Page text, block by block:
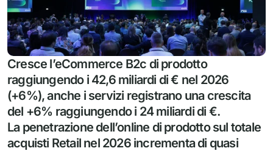
Cresce l’eCommerce B2c di prodotto
raggiungendo i 42,6 miliardi di € nel 2026
(+6%), anche i servizi registrano una crescita
del +6% raggiungendo i 24 miliardi di €.
La penetrazione dell’online di prodotto sul totale
acquisti Retail nel 2026 incrementa di quasi